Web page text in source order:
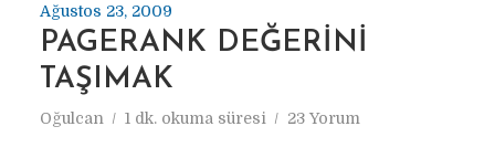
Ağustos 23, 2009
PAGERANK DEĞERINI
TAŞIMAK
Oğulcan 1 dk. okuma süresi 23 Yorum